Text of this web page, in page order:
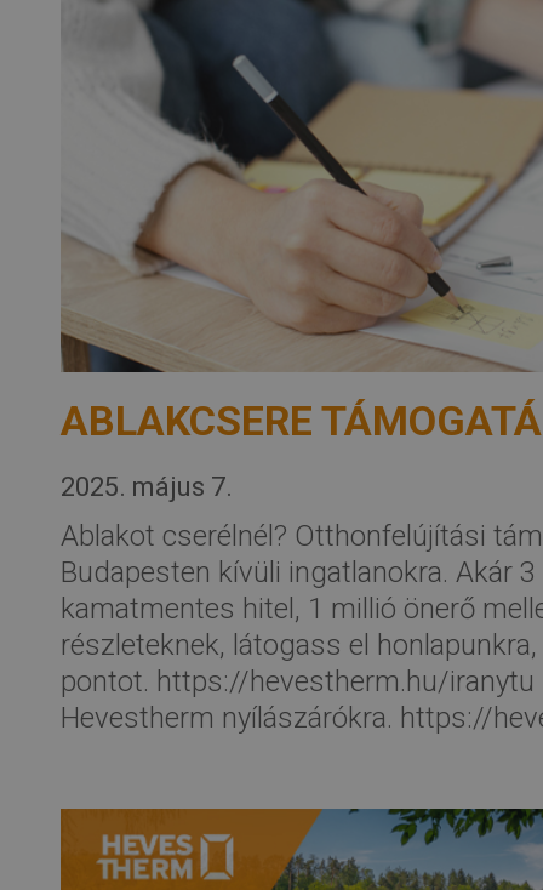
ABLAKCSERE
2025. május 7.
Ablakot cserélnél? Otthonfelújítási
Budapesten kívüli ingatlanokra. Akár
kamatmentes hitel, 1 millió önerő
részleteknek, látogass el
pontot. https://hevestherm.hu/iranytu
Hevestherm nyílászárókra. https://